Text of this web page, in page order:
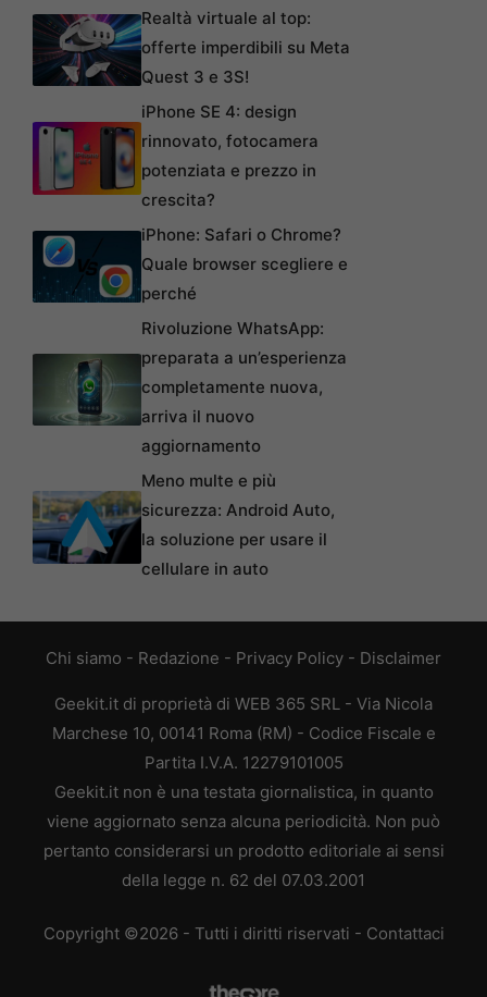
Realtà virtuale al top:
offerte imperdibili su Meta
Quest 3 e 3S!
iPhone SE 4: design
rinnovato, fotocamera
potenziata e prezzo in
crescita?
iPhone: Safari o Chrome?
Quale browser scegliere e
perché
Rivoluzione WhatsApp:
preparata a un’esperienza
completamente nuova,
arriva il nuovo
aggiornamento
Meno multe e più
sicurezza: Android Auto,
la soluzione per usare il
cellulare in auto
Chi siamo - Redazione - Privacy Policy - Disclaimer
Geekit.it di proprietà di WEB 365 SRL - Via Nicola
Marchese 10, 00141 Roma (RM) - Codice Fiscale e
Partita I.V.A. 12279101005
Geekit.it non è una testata giornalistica, in quanto
viene aggiornato senza alcuna periodicità. Non può
pertanto considerarsi un prodotto editoriale ai sensi
della legge n. 62 del 07.03.2001
Copyright ©2026 - Tutti i diritti riservati - Contattaci